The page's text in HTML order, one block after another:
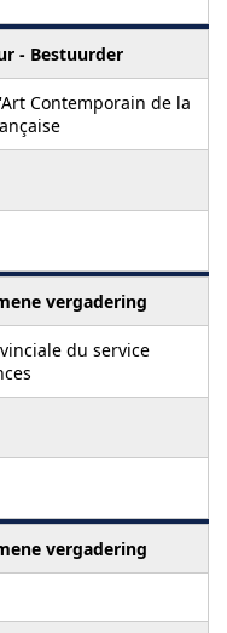
- Bestuurder
Contemporain de la
vergadering
du service
vergadering